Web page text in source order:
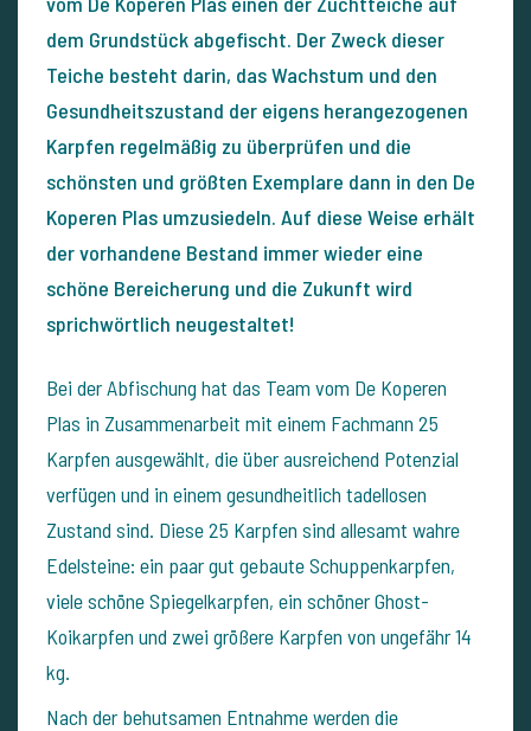
dem Grundstück abgefischt. Der Zweck dieser
Teiche besteht darin, das Wachstum und den
Gesundheitszustand der eigens herangezogenen
Karpfen regelmäßig zu überprüfen und die
schönsten und größten Exemplare dann in den De
Koperen Plas umzusiedeln. Auf diese Weise erhält
der vorhandene Bestand immer wieder eine
schöne Bereicherung und die Zukunft wird
sprichwörtlich neugestaltet!
Bei der Abfischung hat das Team vom De Koperen
Plas in Zusammenarbeit mit einem Fachmann 25
Karpfen ausgewählt, die über ausreichend Potenzial
verfügen und in einem gesundheitlich tadellosen
Zustand sind. Diese 25 Karpfen sind allesamt wahre
Edelsteine: ein paar gut gebaute Schuppenkarpfen,
viele schöne Spiegelkarpfen, ein schöner Ghost-
Koikarpfen und zwei größere Karpfen von ungefähr 14
kg.
Nach der behutsamen Entnahme werden die